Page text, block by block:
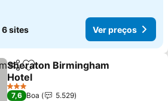
6 sites Ver preços
PartilharAdicionar aos favoritos
Sheraton Birmingham
Hotel
Ver preços
3 Estrelas
7,6 Boa
5.529